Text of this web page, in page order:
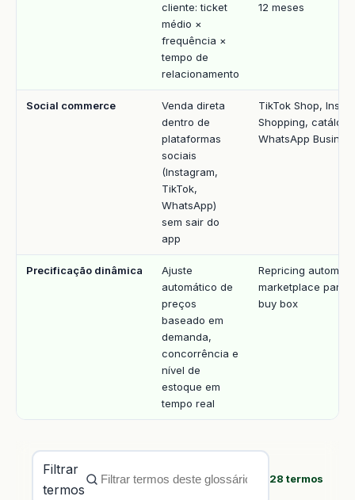
cliente: ticket
médio ×
frequência ×
tempo de
relacionamento
12 meses
Social commerce
Venda direta
dentro de
plataformas
sociais
(Instagram,
TikTok,
WhatsApp)
sem sair do
app
TikTok Shop,
Shopping,
WhatsApp
Precificação dinâmica
Ajuste
automático de
preços
baseado em
demanda,
concorrência e
nível de
estoque em
tempo real
Repricing
marketplace para
buy box
Filtrar
termos
28 termos